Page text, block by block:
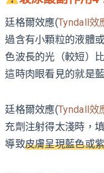
廷格爾效應(Tyndall效
過含有小顆粒的液體
色波長的光（較短）
這時肉眼看見的就是
廷格爾效應(Tyndall效
充劑注射得太淺時，
導致皮膚呈現藍色或